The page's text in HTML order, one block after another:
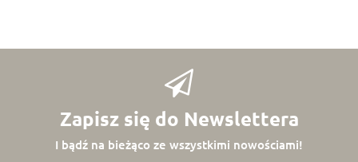
Zapisz się do Newslettera
I bądź na bieżąco ze wszystkimi nowościami!